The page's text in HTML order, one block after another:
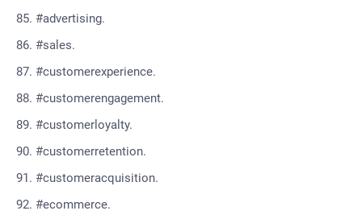
#advertising.
#sales.
#customerexperience.
#customerengagement.
#customerloyalty.
#customerretention.
#customeracquisition.
#ecommerce.